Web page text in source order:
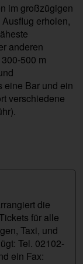
im großzügigen
erholen,
anderen
500 m
eine Bar und ein
verschiedene
die
für alle
Taxi, und
Tel. 02102-
ein Fax: